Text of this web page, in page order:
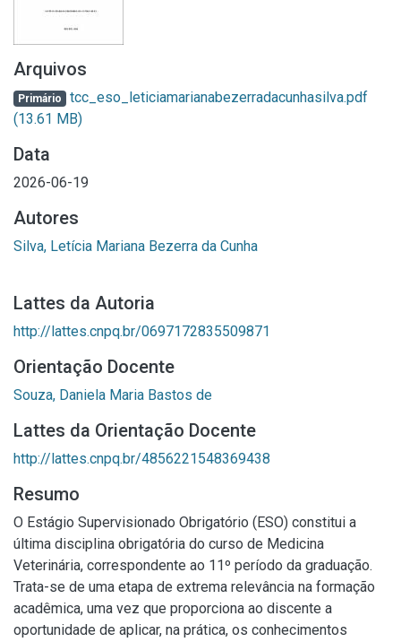
Arquivos
Primário tcc_eso_leticiamarianabezerradacunhasilva.pdf
(13.61 MB)
Data
2026-06-19
Autores
Silva, Letícia Mariana Bezerra da Cunha
Lattes da Autoria
http://lattes.cnpq.br/0697172835509871
Orientação Docente
Souza, Daniela Maria Bastos de
Lattes da Orientação Docente
http://lattes.cnpq.br/4856221548369438
Resumo
O Estágio Supervisionado Obrigatório (ESO) constitui a
última disciplina obrigatória do curso de Medicina
Veterinária, correspondente ao 11º período da graduação.
Trata-se de uma etapa de extrema relevância na formação
acadêmica, uma vez que proporciona ao discente a
oportunidade de aplicar, na prática, os conhecimentos